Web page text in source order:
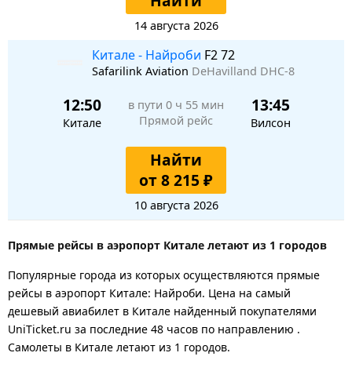
14 августа 2026
Китале - Найроби F2 72
Safarilink Aviation DeHavilland DHC-8
12:50
Китале
в пути 0 ч 55 мин
Прямой рейс
13:45
Вилсон
Найти
от 8 215 ₽
10 августа 2026
Прямые рейсы в аэропорт Китале летают из 1 городов
Популярные города из которых осуществляются прямые
рейсы в аэропорт Китале: Найроби. Цена на самый
дешевый авиабилет в Китале найденный покупателями
UniTicket.ru за последние 48 часов по направлению .
Самолеты в Китале летают из 1 городов.